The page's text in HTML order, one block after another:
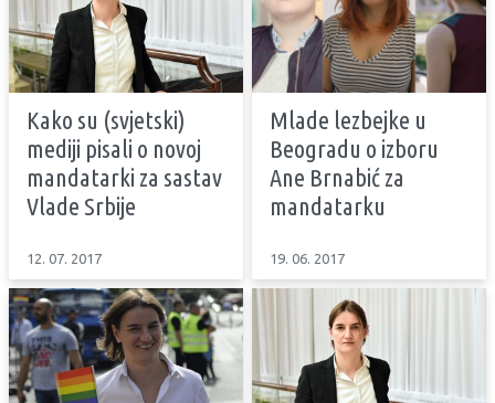
Kako su (svjetski)
mediji pisali o novoj
mandatarki za sastav
Vlade Srbije
12. 07. 2017
Mlade lezbejke u
Beogradu o izboru
Ane Brnabić za
mandatarku
19. 06. 2017